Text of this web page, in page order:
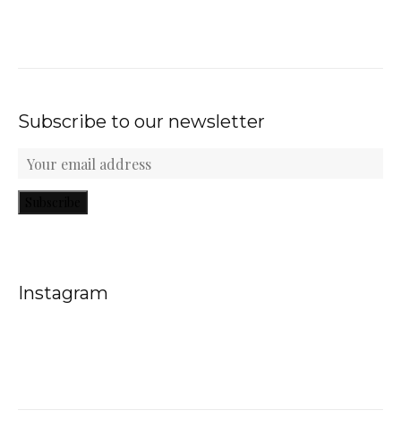
Subscribe to our newsletter
Instagram